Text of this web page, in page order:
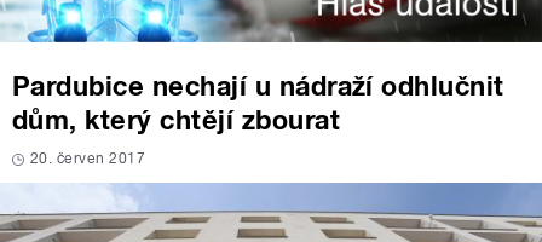
Pardubice nechají u nádraží odhlučnit
dům, který chtějí zbourat
20. červen 2017